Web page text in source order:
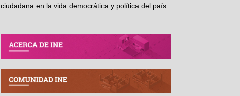
ciudadana en la vida democrática y política del país.